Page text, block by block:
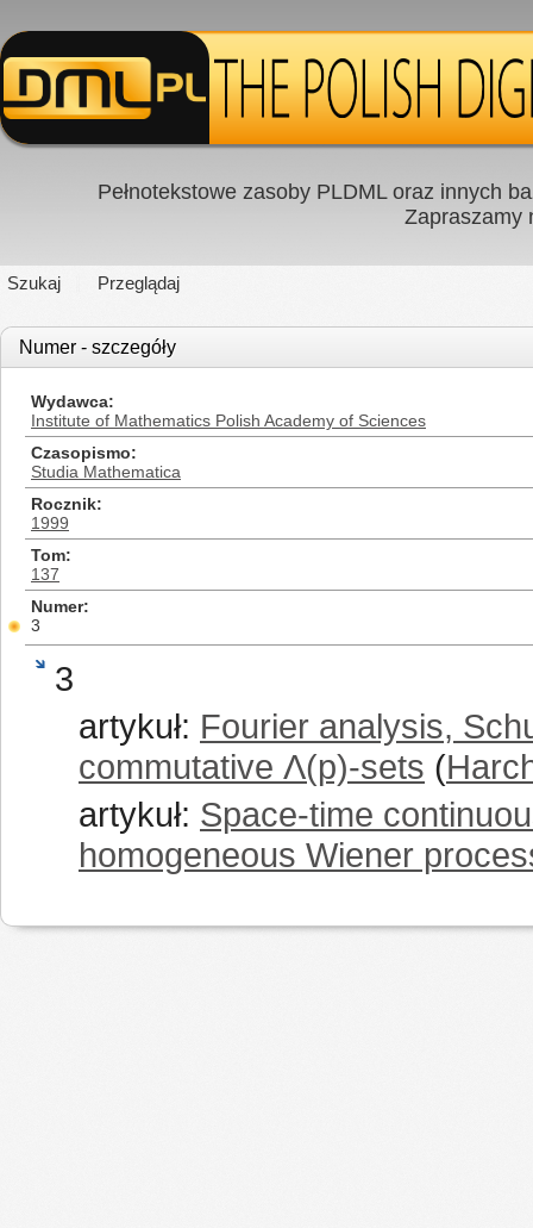
Pełnotekstowe zasoby PLDML oraz innych
Zapraszamy
Szukaj Przeglądaj
Numer - szczegóły
Wydawca
Institute of Mathematics Polish Academy of Sciences
Czasopismo
Studia Mathematica
Rocznik
1999
Tom
137
Numer
3
3
artykuł: Fourier analysis,
commutative Λ(p)-sets (
artykuł: Space-time
homogeneous Wiener